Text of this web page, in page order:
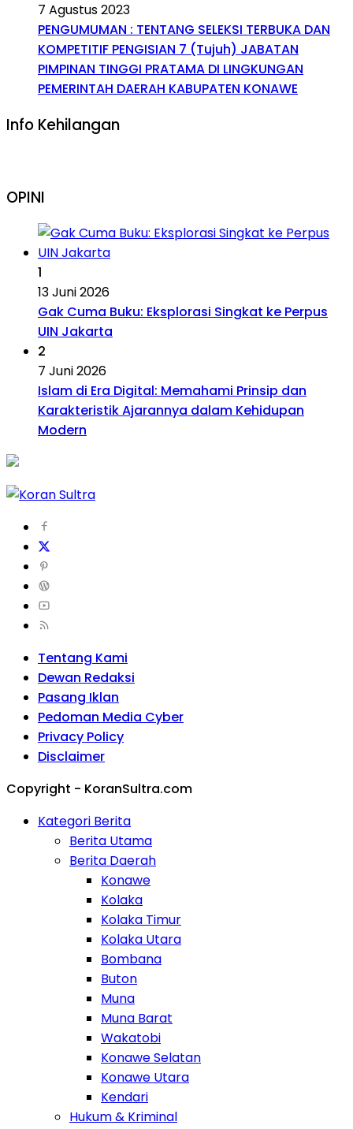
7 Agustus 2023
PENGUMUMAN : TENTANG SELEKSI TERBUKA DAN
KOMPETITIF PENGISIAN 7 (Tujuh) JABATAN
PIMPINAN TINGGI PRATAMA DI LINGKUNGAN
PEMERINTAH DAERAH KABUPATEN KONAWE
Info Kehilangan
OPINI
1
13 Juni 2026
Gak Cuma Buku: Eksplorasi Singkat ke Perpus
UIN Jakarta
2
7 Juni 2026
Islam di Era Digital: Memahami Prinsip dan
Karakteristik Ajarannya dalam Kehidupan
Modern
Tentang Kami
Dewan Redaksi
Pasang Iklan
Pedoman Media Cyber
Privacy Policy
Disclaimer
Copyright - KoranSultra.com
Kategori Berita
Berita Utama
Berita Daerah
Konawe
Kolaka
Kolaka Timur
Kolaka Utara
Bombana
Buton
Muna
Muna Barat
Wakatobi
Konawe Selatan
Konawe Utara
Kendari
Hukum & Kriminal